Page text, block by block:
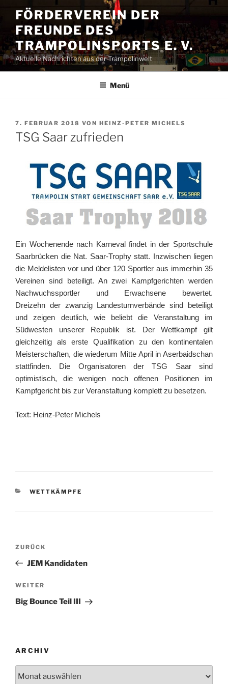
Inhalt
springen
FÖRDERVEREIN DER
FREUNDE DES
TRAMPOLINSPORTS E. V.
Aktuelle Nachrichten aus der Trampolinwelt
Menü
VERÖFFENTLICHT
AM
7. FEBRUAR 2018 VON HEINZ-PETER MICHELS
TSG Saar zufrieden
Ein Wochenende nach Karneval findet in der Sportschule
Saarbrücken die Nat. Saar-Trophy statt. Inzwischen liegen
die Meldelisten vor und über 120 Sportler aus immerhin 35
Vereinen sind beteiligt. An zwei Kampfgerichten werden
Nachwuchssportler und Erwachsene bewertet.
Dreizehn der zwanzig Landesturnverbände sind beteiligt
und zeigen deutlich, wie beliebt die Veranstaltung im
Südwesten unserer Republik ist. Der Wettkampf gilt
gleichzeitig als erste Qualifikation zu den kontinentalen
Meisterschaften, die wiederum Mitte April in Aserbaidschan
stattfinden. Die Organisatoren der TSG Saar sind
optimistisch, die wenigen noch offenen Positionen im
Kampfgericht bis zur Veranstaltung komplett zu besetzen.
Text: Heinz-Peter Michels
KATEGORIEN
WETTKÄMPFE
Beitragsnavigation
Vorheriger
Beitrag
ZURÜCK
JEM Kandidaten
Nächster
Beitrag
WEITER
Big Bounce Teil III
ARCHIV